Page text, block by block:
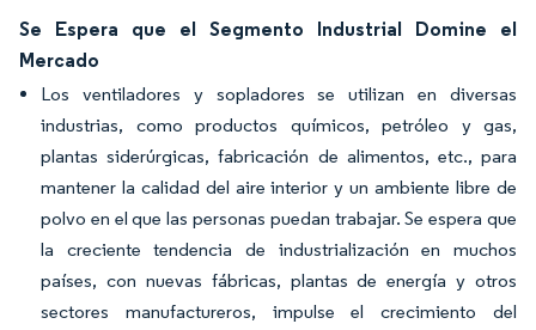
Se Espera que el Segmento Industrial Domine el
Mercado
Los ventiladores y sopladores se utilizan en diversas
industrias, como productos químicos, petróleo y gas,
plantas siderúrgicas, fabricación de alimentos, etc., para
mantener la calidad del aire interior y un ambiente libre de
polvo en el que las personas puedan trabajar. Se espera que
la creciente tendencia de industrialización en muchos
países, con nuevas fábricas, plantas de energía y otros
sectores manufactureros, impulse el crecimiento del